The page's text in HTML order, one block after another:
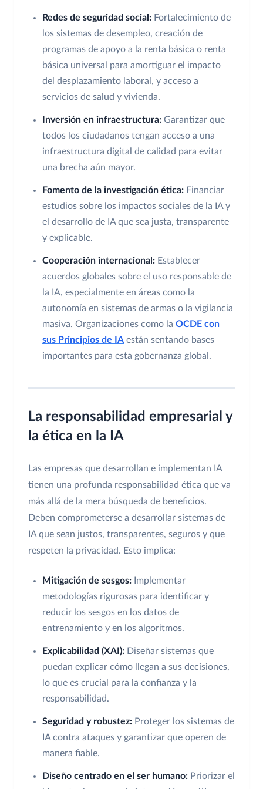
Redes de seguridad social: Fortalecimiento de
los sistemas de desempleo, creación de
programas de apoyo a la renta básica o renta
básica universal para amortiguar el impacto
del desplazamiento laboral, y acceso a
servicios de salud y vivienda.
Inversión en infraestructura: Garantizar que
todos los ciudadanos tengan acceso a una
infraestructura digital de calidad para evitar
una brecha aún mayor.
Fomento de la investigación ética: Financiar
estudios sobre los impactos sociales de la IA y
el desarrollo de IA que sea justa, transparente
y explicable.
Cooperación internacional: Establecer
acuerdos globales sobre el uso responsable de
la IA, especialmente en áreas como la
autonomía en sistemas de armas o la vigilancia
masiva. Organizaciones como la OCDE con
sus Principios de IA están sentando bases
importantes para esta gobernanza global.
La responsabilidad empresarial y
la ética en la IA
Las empresas que desarrollan e implementan IA
tienen una profunda responsabilidad ética que va
más allá de la mera búsqueda de beneficios.
Deben comprometerse a desarrollar sistemas de
IA que sean justos, transparentes, seguros y que
respeten la privacidad. Esto implica:
Mitigación de sesgos: Implementar
metodologías rigurosas para identificar y
reducir los sesgos en los datos de
entrenamiento y en los algoritmos.
Explicabilidad (XAI): Diseñar sistemas que
puedan explicar cómo llegan a sus decisiones,
lo que es crucial para la confianza y la
responsabilidad.
Seguridad y robustez: Proteger los sistemas de
IA contra ataques y garantizar que operen de
manera fiable.
Diseño centrado en el ser humano: Priorizar el